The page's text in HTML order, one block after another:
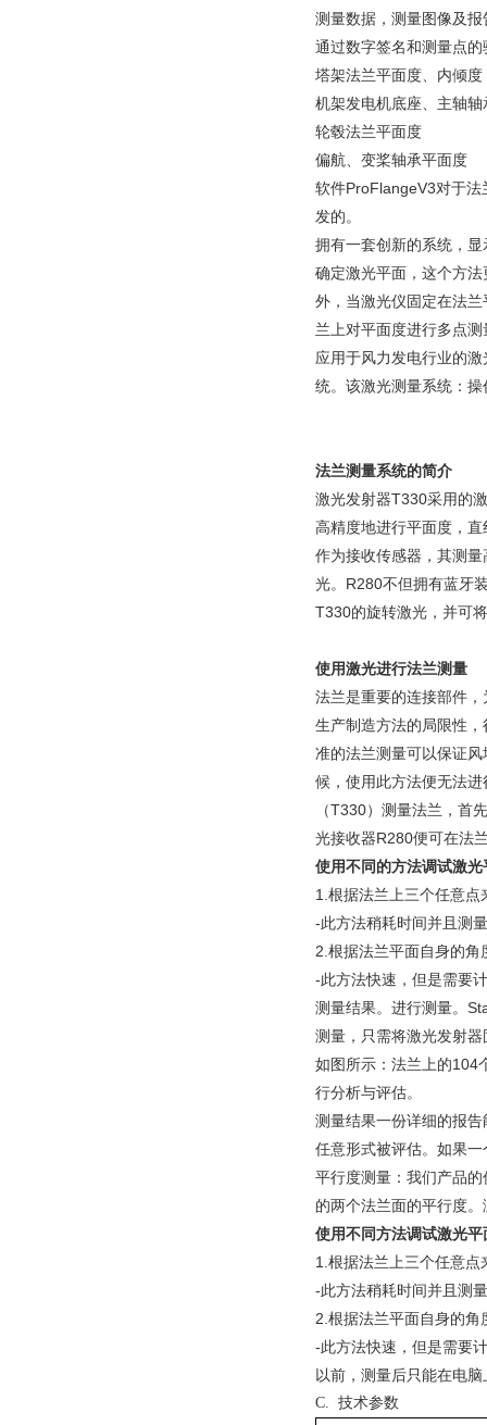
测量数据，测量图像及报
通过数字签名和测量点
塔架法兰平面度、内倾度
机架发电机底座、主轴
轮毂法兰平面度
偏航、变桨轴承平面度
软件ProFlangeV3对于法
发的。
拥有一套创新的系统，
确定激光平面，这个方
外，当激光仪固定在法
兰上对平面度进行多点
应用于风力发电行业的
统。该激光测量系统：
法兰测量系统的简介
激光发射器T330采用的
高精度地进行平面度，
作为接收传感器，其测
光。R280不但拥有蓝牙
T330的旋转激光，并可
使用激光进行法兰测量
法兰是重要的连接部件
生产制造方法的局限性
准的法兰测量可以保证
候，使用此方法便无法
（T330）测量法兰，首
光接收器R280便可在法
使用不同的方法调试激光
1.根据法兰上三个任意
-此方法稍耗时间并且测
2.根据法兰平面自身的角
-此方法快速，但是需要
测量结果。进行测量。
测量，只需将激光发射
如图所示：法兰上的104
行分析与评估。
测量结果一份详细的报
任意形式被评估。如果
平行度测量： 我们产品
的两个法兰面的平行度
使用不同方法调试激光平
1.根据法兰上三个任意
-此方法稍耗时间并且测
2.根据法兰平面自身的角
-此方法快速，但是需要
以前，测量后只能在电
C. 技术参数